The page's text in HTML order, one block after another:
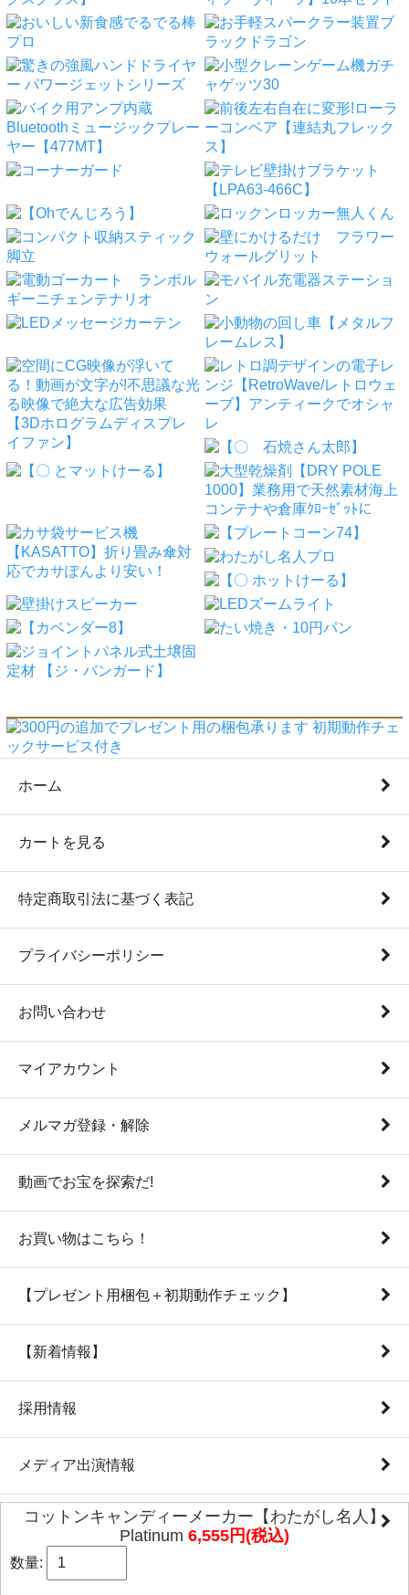
コットンキャンディーメーカー【わたがし名人】
Platinum 6,555円(税込)
数量:
ホーム
カートを見る
特定商取引法に基づく表記
プライバシーポリシー
お問い合わせ
マイアカウント
メルマガ登録・解除
動画でお宝を探索だ!
お買い物はこちら！
【プレゼント用梱包＋初期動作チェック】
【新着情報】
採用情報
メディア出演情報
本社ウェブサイト
PC版表示に切り替える